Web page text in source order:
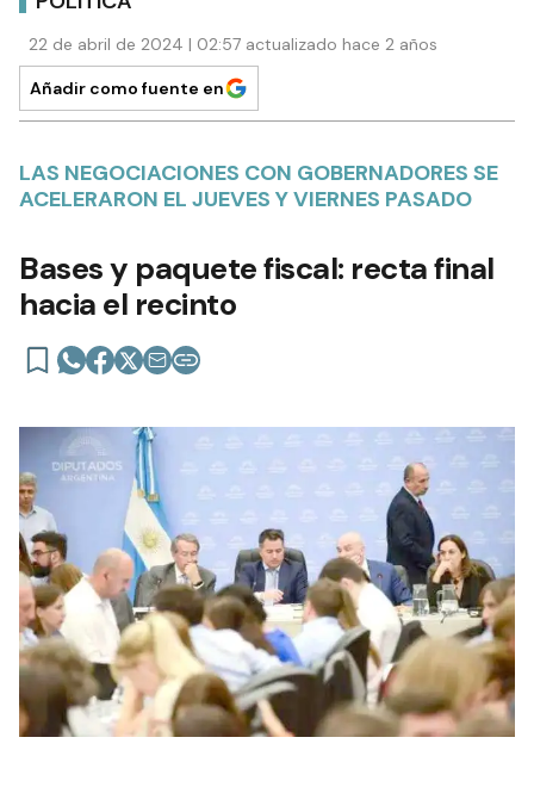
22 de abril de 2024 | 02:57 actualizado hace 2 años
Añadir como fuente en
LAS NEGOCIACIONES CON GOBERNADORES SE
ACELERARON EL JUEVES Y VIERNES PASADO
Bases y paquete fiscal: recta final
hacia el recinto